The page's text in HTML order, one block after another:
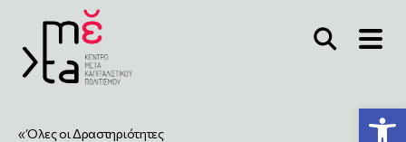
Ανοίξτε τη γραμμή εργαλείων
« Όλες οι Δραστηριότητες